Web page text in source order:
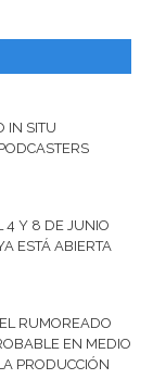
IN SITU
4 Y 8 DE JUNIO
ESTÁ ABIERTA
RUMOREADO
EN MEDIO
PRODUCCIÓN